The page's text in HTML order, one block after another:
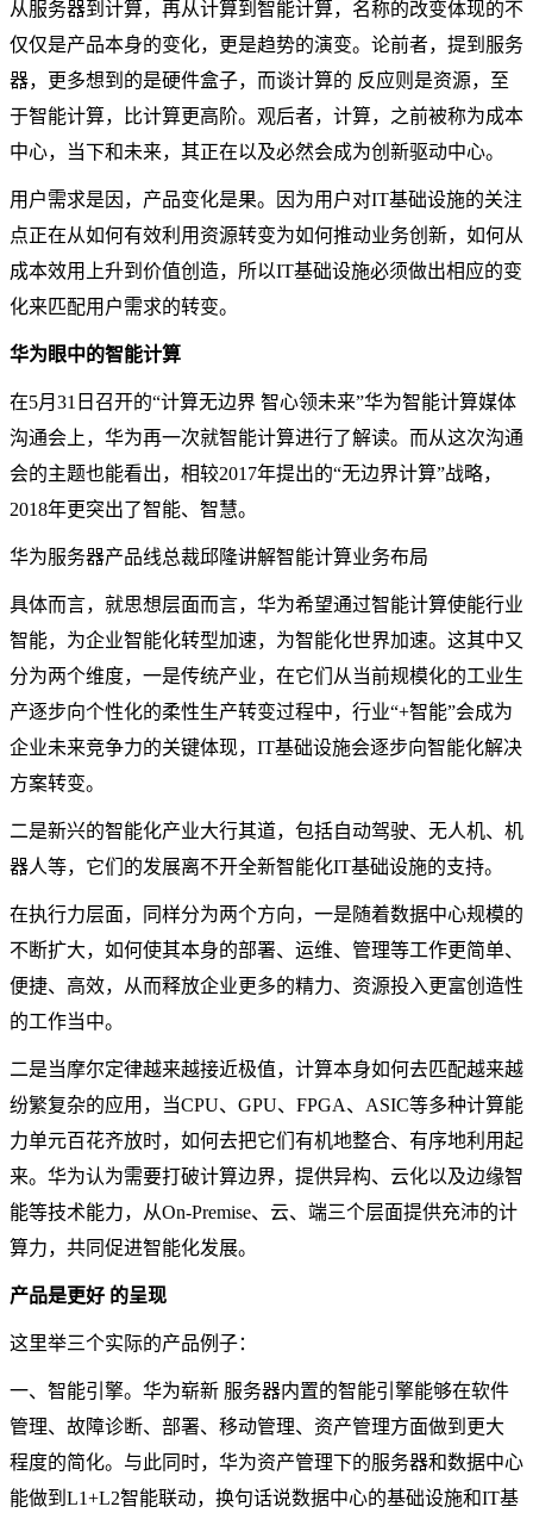
从服务器到计算，再从计算到智能计算，名称的改变体现的不
仅仅是产品本身的变化，更是趋势的演变。论前者，提到服务
器，更多想到的是硬件盒子，而谈计算的 反应则是资源，至
于智能计算，比计算更高阶。观后者，计算，之前被称为成本
中心，当下和未来，其正在以及必然会成为创新驱动中心。
用户需求是因，产品变化是果。因为用户对IT基础设施的关注
点正在从如何有效利用资源转变为如何推动业务创新，如何从
成本效用上升到价值创造，所以IT基础设施必须做出相应的变
化来匹配用户需求的转变。
华为眼中的智能计算
在5月31日召开的“计算无边界 智心领未来”华为智能计算媒体
沟通会上，华为再一次就智能计算进行了解读。而从这次沟通
会的主题也能看出，相较2017年提出的“无边界计算”战略，
2018年更突出了智能、智慧。
华为服务器产品线总裁邱隆讲解智能计算业务布局
具体而言，就思想层面而言，华为希望通过智能计算使能行业
智能，为企业智能化转型加速，为智能化世界加速。这其中又
分为两个维度，一是传统产业，在它们从当前规模化的工业生
产逐步向个性化的柔性生产转变过程中，行业“+智能”会成为
企业未来竞争力的关键体现，IT基础设施会逐步向智能化解决
方案转变。
二是新兴的智能化产业大行其道，包括自动驾驶、无人机、机
器人等，它们的发展离不开全新智能化IT基础设施的支持。
在执行力层面，同样分为两个方向，一是随着数据中心规模的
不断扩大，如何使其本身的部署、运维、管理等工作更简单、
便捷、高效，从而释放企业更多的精力、资源投入更富创造性
的工作当中。
二是当摩尔定律越来越接近极值，计算本身如何去匹配越来越
纷繁复杂的应用，当CPU、GPU、FPGA、ASIC等多种计算能
力单元百花齐放时，如何去把它们有机地整合、有序地利用起
来。华为认为需要打破计算边界，提供异构、云化以及边缘智
能等技术能力，从On-Premise、云、端三个层面提供充沛的计
算力，共同促进智能化发展。
产品是更好 的呈现
这里举三个实际的产品例子：
一、智能引擎。华为崭新 服务器内置的智能引擎能够在软件
管理、故障诊断、部署、移动管理、资产管理方面做到更大
程度的简化。与此同时，华为资产管理下的服务器和数据中心
能做到L1+L2智能联动，换句话说数据中心的基础设施和IT基